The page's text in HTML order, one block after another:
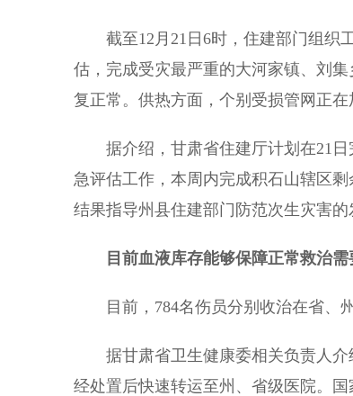
截至12月21日6时，住建部门组织
估，完成受灾最严重的大河家镇、刘
复正常。供热方面，个别受损管网正在
据介绍，甘肃省住建厅计划在21日
急评估工作，本周内完成积石山辖区
结果指导州县住建部门防范次生灾害的
目前血液库存能够保障正常救治需
目前，784名伤员分别收治在省、州
据甘肃省卫生健康委相关负责人介
经处置后快速转运至州、省级医院。